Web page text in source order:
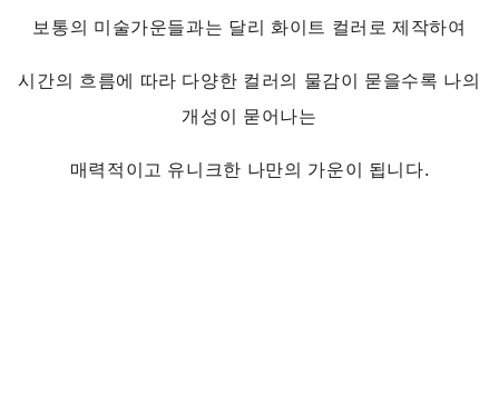
보통의 미술가운들과는 달리 화이트 컬러로 제작하여
시간의 흐름에 따라 다양한 컬러의 물감이 묻을수록 나의
개성이 묻어나는
매력적이고 유니크한 나만의 가운이 됩니다.